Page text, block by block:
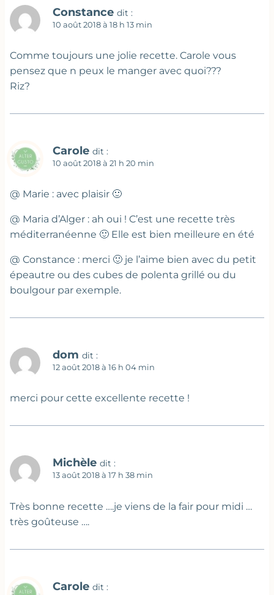
Constance dit :
10 août 2018 à 18 h 13 min
Comme toujours une jolie recette. Carole vous
pensez que n peux le manger avec quoi???
Riz?
Carole dit :
10 août 2018 à 21 h 20 min
@ Marie : avec plaisir 🙂
@ Maria d’Alger : ah oui ! C’est une recette très
méditerranéenne 🙂 Elle est bien meilleure en été
@ Constance : merci 🙂 je l’aime bien avec du petit
épeautre ou des cubes de polenta grillé ou du
boulgour par exemple.
dom dit :
12 août 2018 à 16 h 04 min
merci pour cette excellente recette !
Michèle dit :
13 août 2018 à 17 h 38 min
Très bonne recette ….je viens de la fair pour midi …
très goûteuse ….
Carole dit :